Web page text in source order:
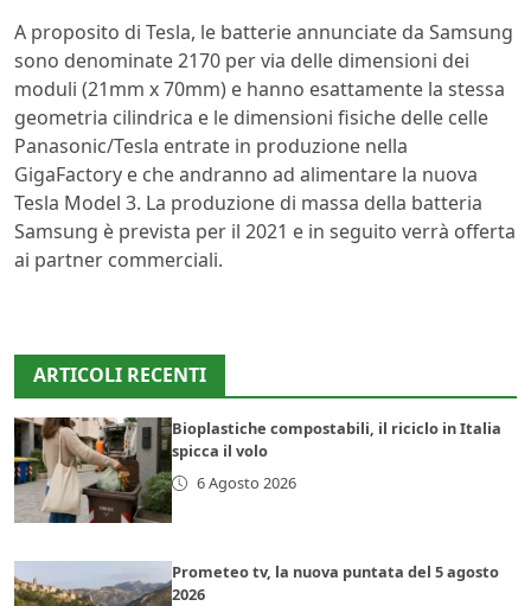
A proposito di Tesla, le batterie annunciate da Samsung
sono denominate 2170 per via delle dimensioni dei
moduli (21mm x 70mm) e hanno esattamente la stessa
geometria cilindrica e le dimensioni fisiche delle celle
Panasonic/Tesla entrate in produzione nella
GigaFactory e che andranno ad alimentare la nuova
Tesla Model 3. La produzione di massa della batteria
Samsung è prevista per il 2021 e in seguito verrà offerta
ai partner commerciali.
ARTICOLI RECENTI
Bioplastiche compostabili, il riciclo in Italia
spicca il volo
6 Agosto 2026
Prometeo tv, la nuova puntata del 5 agosto
2026